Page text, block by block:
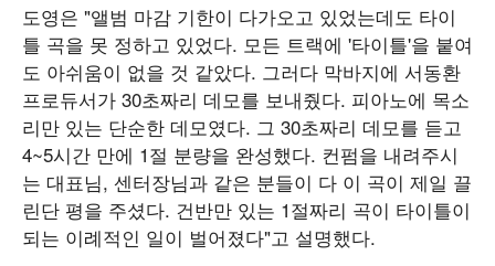
도영은 "앨범 마감 기한이 다가오고 있었는데도 타이
틀 곡을 못 정하고 있었다. 모든 트랙에 '타이틀'을 붙여
도 아쉬움이 없을 것 같았다. 그러다 막바지에 서동환
프로듀서가 30초짜리 데모를 보내줬다. 피아노에 목소
리만 있는 단순한 데모였다. 그 30초짜리 데모를 듣고
4~5시간 만에 1절 분량을 완성했다. 컨펌을 내려주시
는 대표님, 센터장님과 같은 분들이 다 이 곡이 제일 끌
린단 평을 주셨다. 건반만 있는 1절짜리 곡이 타이틀이
되는 이례적인 일이 벌어졌다"고 설명했다.